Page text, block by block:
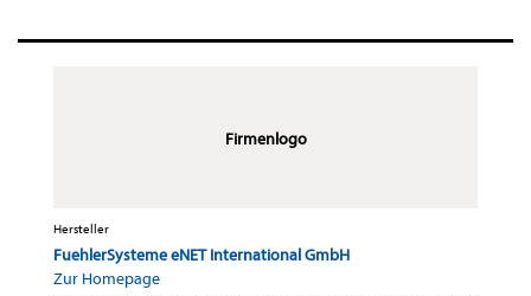
Firmenlogo
Hersteller
FuehlerSysteme eNET International GmbH
Zur Homepage